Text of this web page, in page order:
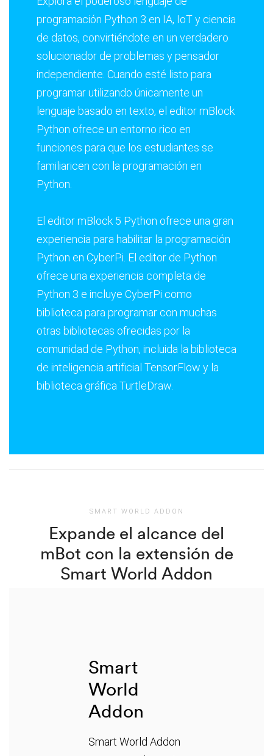
programación Python 3 en IA, IoT y ciencia
de datos, convirtiéndote en un verdadero
solucionador de problemas y pensador
independiente. Cuando esté listo para
programar utilizando únicamente un
lenguaje basado en texto, el editor mBlock
Python ofrece un entorno rico en
funciones para que los estudiantes se
familiaricen con la programación en
Python.
El editor mBlock 5 Python ofrece una gran
experiencia para habilitar la programación
Python en CyberPi. El editor de Python
ofrece una experiencia completa de
Python 3 e incluye CyberPi como
biblioteca para programar con muchas
otras bibliotecas ofrecidas por la
comunidad de Python, incluida la biblioteca
de inteligencia artificial TensorFlow y la
biblioteca gráfica TurtleDraw.
SMART WORLD ADDON
Expande el alcance del
mBot con la extensión de
Smart World Addon
Smart
World
Addon
Smart World Addon